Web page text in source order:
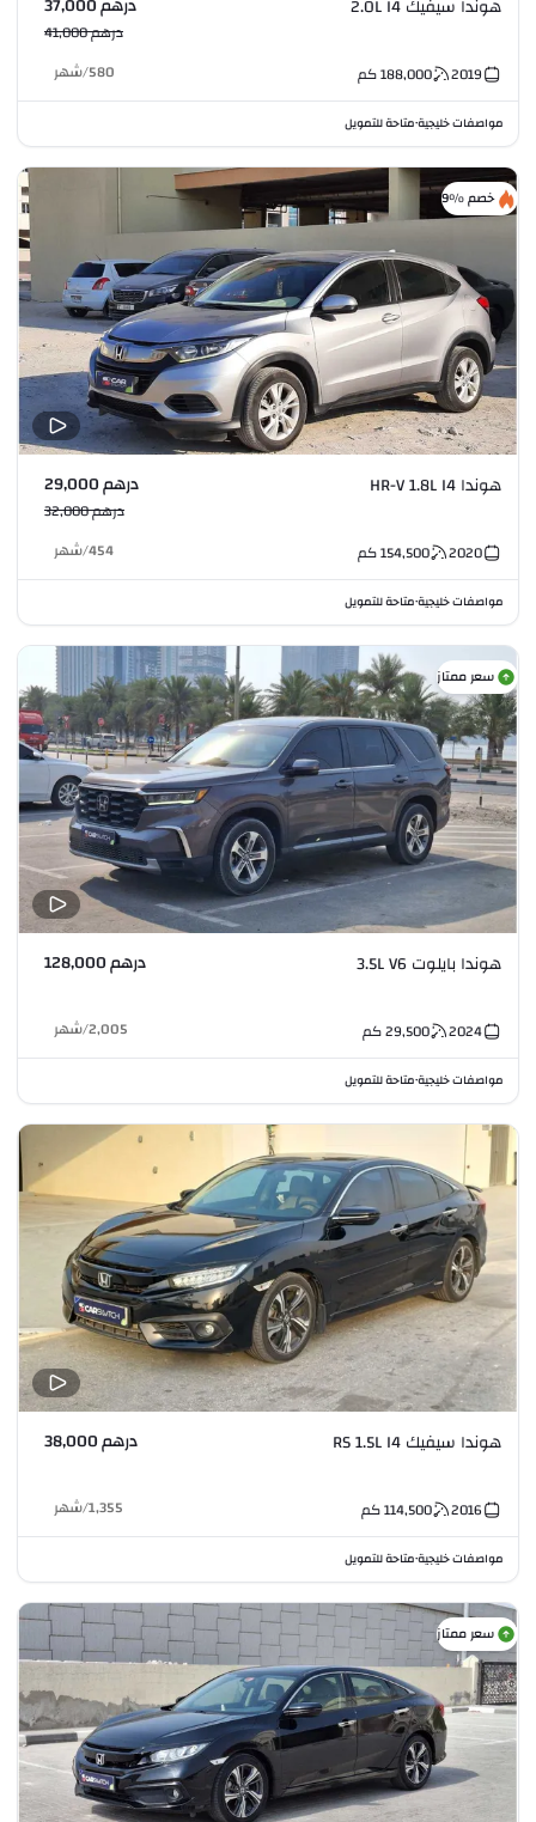
هوندا سيفيك 2.0L I4 درهم 37,000
درهم 41,000
2019
188,000كم 580
/شهر
مواصفات خليجية•متاحة للتمويل
خصم %9
هوندا HR-V 1.8L I4 درهم 29,000
درهم 32,000
2020
154,500كم 454
/شهر
مواصفات خليجية•متاحة للتمويل
سعر ممتاز
هوندا بايلوت 3.5L V6 درهم 128,000
2024
29,500كم 2,005
/شهر
مواصفات خليجية•متاحة للتمويل
هوندا سيفيك RS 1.5L I4 درهم 38,000
2016
114,500كم 1,355
/شهر
مواصفات خليجية•متاحة للتمويل
سعر ممتاز